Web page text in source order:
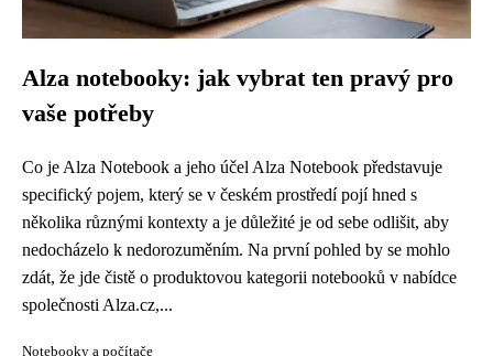
Alza notebooky: jak vybrat ten pravý pro
vaše potřeby
Co je Alza Notebook a jeho účel Alza Notebook představuje
specifický pojem, který se v českém prostředí pojí hned s
několika různými kontexty a je důležité je od sebe odlišit, aby
nedocházelo k nedorozuměním. Na první pohled by se mohlo
zdát, že jde čistě o produktovou kategorii notebooků v nabídce
společnosti Alza.cz,...
Notebooky a počítače